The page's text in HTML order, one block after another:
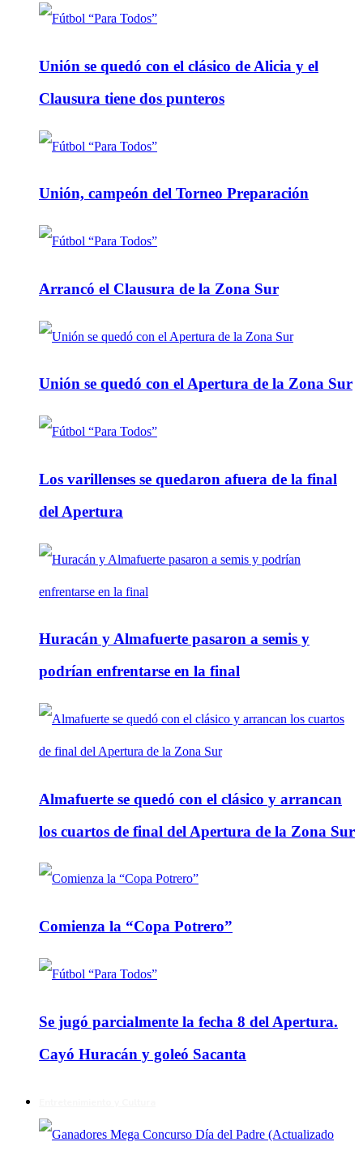
Unión se quedó con el clásico de Alicia y el
Clausura tiene dos punteros
Unión, campeón del Torneo Preparación
Arrancó el Clausura de la Zona Sur
Unión se quedó con el Apertura de la Zona Sur
Los varillenses se quedaron afuera de la final
del Apertura
Huracán y Almafuerte pasaron a semis y
podrían enfrentarse en la final
Almafuerte se quedó con el clásico y arrancan
los cuartos de final del Apertura de la Zona Sur
Comienza la “Copa Potrero”
Se jugó parcialmente la fecha 8 del Apertura.
Cayó Huracán y goleó Sacanta